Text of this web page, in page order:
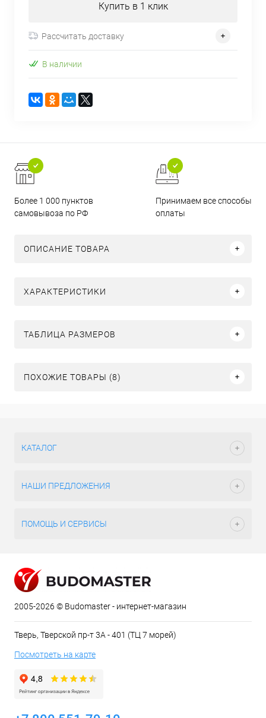
Купить в 1 клик
Рассчитать доставку
В наличии
Более 1 000 пунктов
самовывоза по РФ
Принимаем все способы
оплаты
ОПИСАНИЕ ТОВАРА
ХАРАКТЕРИСТИКИ
ТАБЛИЦА РАЗМЕРОВ
ПОХОЖИЕ ТОВАРЫ (8)
КАТАЛОГ
НАШИ ПРЕДЛОЖЕНИЯ
ПОМОЩЬ И СЕРВИСЫ
2005-2026 © Budomaster - интернет-магазин
Тверь, Тверской пр-т 3А - 401 (ТЦ 7 морей)
Посмотреть на карте